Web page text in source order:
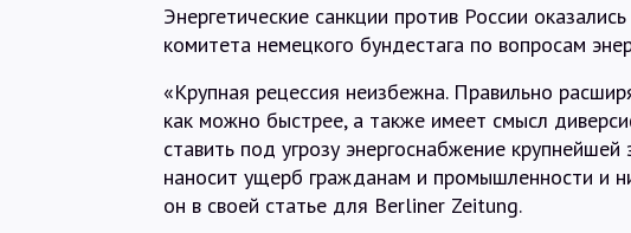
Энергетические санкции против России
комитета немецкого бундестага по вопросам
«Крупная рецессия неизбежна. Правильно
как можно быстрее, а также имеет смысл
ставить под угрозу энергоснабжение
наносит ущерб гражданам и промышленности и
он в своей статье для Berliner Zeitung.